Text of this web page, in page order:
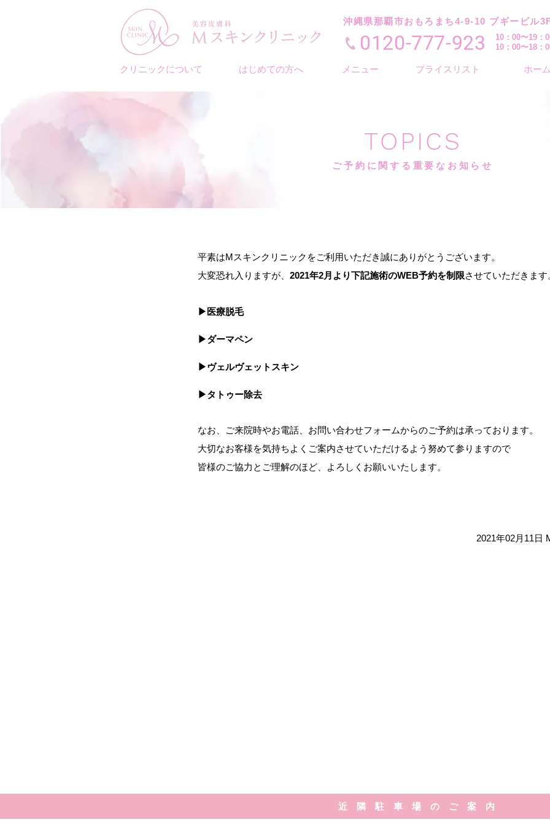
沖縄県那覇市おもろまち4-9-10 ブギービル
0120-777-923
10：00〜19：
10：00〜18：
クリニックについて はじめての方へ メニュー プライスリスト ホー
TOPICS
ご予約に関する重要なお知らせ
平素はMスキンクリニックをご利用いただき誠にありがとうございます。
大変恐れ入りますが、 2021年2月より下記施術のWEB予約を制限させていただきます
▶︎医療脱毛
▶︎ダーマペン
▶︎ヴェルヴェットスキン
▶︎タトゥー除去
なお、ご来院時やお電話、お問い合わせフォームからのご予約は承っております。
大切なお客様を気持ちよくご案内させていただけるよう努めて参りますので
皆様のご協力とご理解のほど、よろしくお願いいたします。
2021年02月11日
近 隣 駐 車 場 の ご 案 内